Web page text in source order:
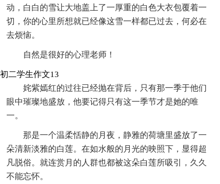
动，白白的雪让大地盖上了一厚重的白色大衣包覆着一
切，你的心里所想就已经像这雪一样都已过去，何必在
去烦恼。
自然是很好的心理老师！
初二学生作文13
姹紫嫣红的过往已经抛在背后，只有那一季于他们
眼中璀璨地盛放，他要记得只有这一季节才是她的唯
一。
那是一个温柔恬静的月夜，静雅的荷塘里盛放了一
朵清新淡雅的白莲。在如水般的月光的映照下，显得超
凡脱俗。就连赏月的人群也都被这朵白莲所吸引，久久
不能忘怀。